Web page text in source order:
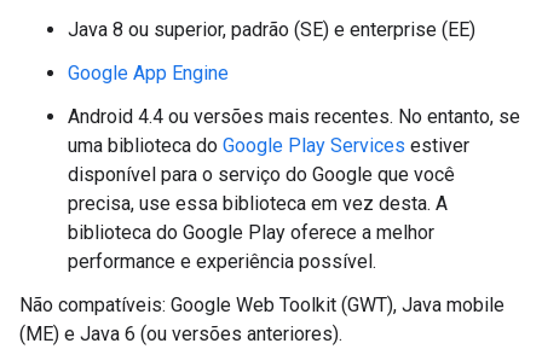
Java 8 ou superior, padrão (SE) e enterprise (EE)
Google App Engine
Android 4.4 ou versões mais recentes. No entanto, se
uma biblioteca do Google Play Services estiver
disponível para o serviço do Google que você
precisa, use essa biblioteca em vez desta. A
biblioteca do Google Play oferece a melhor
performance e experiência possível.
Não compatíveis: Google Web Toolkit (GWT), Java mobile
(ME) e Java 6 (ou versões anteriores).